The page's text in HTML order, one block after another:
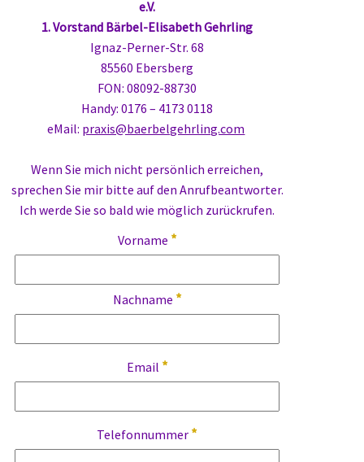
e.V.
1. Vorstand Bärbel-Elisabeth Gehrling
Ignaz-Perner-Str. 68
85560 Ebersberg
FON: 08092-88730
Handy: 0176 – 4173 0118
eMail: praxis@baerbelgehrling.com
Wenn Sie mich nicht persönlich erreichen,
sprechen Sie mir bitte auf den Anrufbeantworter.
Ich werde Sie so bald wie möglich zurückrufen.
Vorname *
Nachname *
Email *
Telefonnummer *